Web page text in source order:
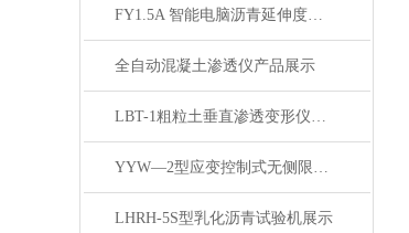
FY1.5A 智能电脑沥青延伸度试验仪产品展示
全自动混凝土渗透仪产品展示
LBT-1粗粒土垂直渗透变形仪产品展示
YYW—2型应变控制式无侧限压力仪 产品展示
LHRH-5S型乳化沥青试验机展示